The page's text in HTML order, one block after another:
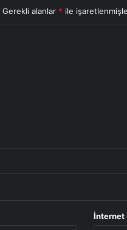
Gerekli alanlar * ile
İnternet